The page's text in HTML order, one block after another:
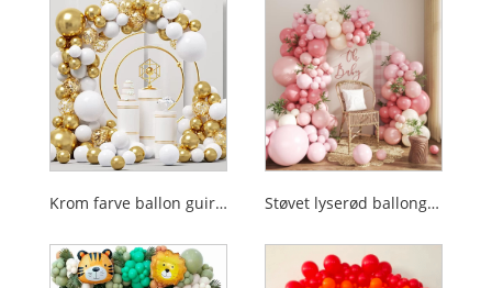
Krom farve ballon guirlande Støvet lyserød ballonguirlandesæt